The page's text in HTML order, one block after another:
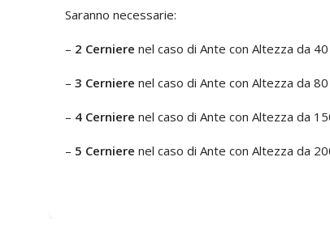
Saranno necessarie:
– 2 Cerniere nel caso di Ante con Altezza da
– 3 Cerniere nel caso di Ante con Altezza da
– 4 Cerniere nel caso di Ante con Altezza da
– 5 Cerniere nel caso di Ante con Altezza da